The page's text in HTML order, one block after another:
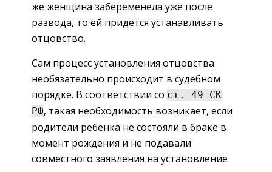
же женщина забеременела уже после
развода, то ей придется устанавливать
отцовство.
Сам процесс установления отцовства
необязательно происходит в судебном
порядке. В соответствии со ст. 49 СК
РФ, такая необходимость возникает, если
родители ребенка не состояли в браке в
момент рождения и не подавали
совместного заявления на установление